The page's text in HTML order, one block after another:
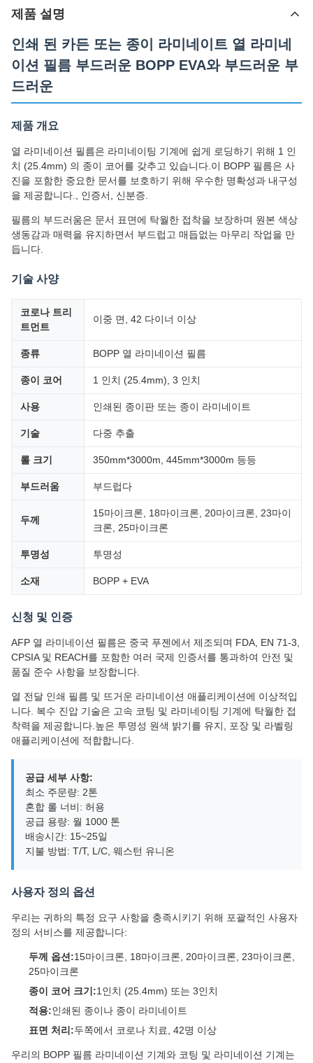
제품 설명
인쇄 된 카든 또는 종이 라미네이트 열 라미네
이션 필름 부드러운 BOPP EVA와 부드러운 부
드러운
제품 개요
열 라미네이션 필름은 라미네이팅 기계에 쉽게 로딩하기 위해 1 인
치 (25.4mm) 의 종이 코어를 갖추고 있습니다.이 BOPP 필름은 사
진을 포함한 중요한 문서를 보호하기 위해 우수한 명확성과 내구성
을 제공합니다., 인증서, 신분증.
필름의 부드러움은 문서 표면에 탁월한 접착을 보장하며 원본 색상
생동감과 매력을 유지하면서 부드럽고 매듭없는 마무리 작업을 만
듭니다.
기술 사양
코로나 트리
트먼트
이중 면, 42 다이너 이상
종류 BOPP 열 라미네이션 필름
종이 코어 1 인치 (25.4mm), 3 인치
사용 인쇄된 종이판 또는 종이 라미네이트
기술 다중 추출
롤 크기 350mm*3000m, 445mm*3000m 등등
부드러움 부드럽다
두께
15마이크론, 18마이크론, 20마이크론, 23마이
크론, 25마이크론
투명성 투명성
소재 BOPP + EVA
신청 및 인증
AFP 열 라미네이션 필름은 중국 푸젠에서 제조되며 FDA, EN 71-3,
CPSIA 및 REACH를 포함한 여러 국제 인증서를 통과하여 안전 및
품질 준수 사항을 보장합니다.
열 전달 인쇄 필름 및 뜨거운 라미네이션 애플리케이션에 이상적입
니다. 복수 진압 기술은 고속 코팅 및 라미네이팅 기계에 탁월한 접
착력을 제공합니다.높은 투명성 원색 밝기를 유지, 포장 및 라벨링
애플리케이션에 적합합니다.
공급 세부 사항:
최소 주문량: 2톤
혼합 롤 너비: 허용
공급 용량: 월 1000 톤
배송시간: 15~25일
지불 방법: T/T, L/C, 웨스턴 유니온
사용자 정의 옵션
우리는 귀하의 특정 요구 사항을 충족시키기 위해 포괄적인 사용자
정의 서비스를 제공합니다:
두께 옵션:15마이크론, 18마이크론, 20마이크론, 23마이크론,
25마이크론
종이 코어 크기:1인치 (25.4mm) 또는 3인치
적용:인쇄된 종이나 종이 라미네이트
표면 처리:두쪽에서 코로나 치료, 42명 이상
우리의 BOPP 필름 라미네이션 기계와 코팅 및 라미네이션 기계는